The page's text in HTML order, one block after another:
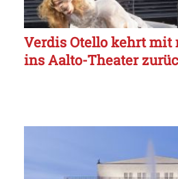
Verdis Otello kehrt mit
ins Aalto-Theater